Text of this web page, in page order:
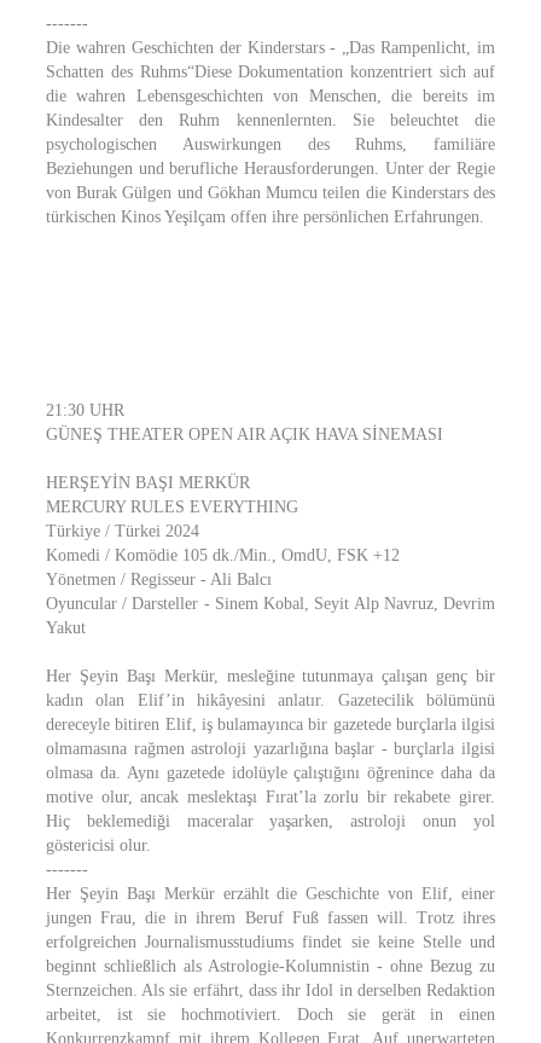
-------
Die wahren Geschichten der Kinderstars - „Das Rampenlicht, im
Schatten des Ruhms“Diese Dokumentation konzentriert sich auf
die wahren Lebensgeschichten von Menschen, die bereits im
Kindesalter den Ruhm kennenlernten. Sie beleuchtet die
psychologischen Auswirkungen des Ruhms, familiäre
Beziehungen und berufliche Herausforderungen. Unter der Regie
von Burak Gülgen und Gökhan Mumcu teilen die Kinderstars des
türkischen Kinos Yeşilçam offen ihre persönlichen Erfahrungen.
21:30 UHR
GÜNEŞ THEATER OPEN AIR AÇIK HAVA SİNEMASI
HERŞEYİN BAŞI MERKÜR
MERCURY RULES EVERYTHING
Türkiye / Türkei 2024
Komedi / Komödie 105 dk./Min., OmdU, FSK +12
Yönetmen / Regisseur - Ali Balcı
Oyuncular / Darsteller - Sinem Kobal, Seyit Alp Navruz, Devrim
Yakut
Her Şeyin Başı Merkür, mesleğine tutunmaya çalışan genç bir
kadın olan Elif’in hikâyesini anlatır. Gazetecilik bölümünü
dereceyle bitiren Elif, iş bulamayınca bir gazetede burçlarla ilgisi
olmamasına rağmen astroloji yazarlığına başlar - burçlarla ilgisi
olmasa da. Aynı gazetede idolüyle çalıştığını öğrenince daha da
motive olur, ancak meslektaşı Fırat’la zorlu bir rekabete girer.
Hiç beklemediği maceralar yaşarken, astroloji onun yol
göstericisi olur.
-------
Her Şeyin Başı Merkür erzählt die Geschichte von Elif, einer
jungen Frau, die in ihrem Beruf Fuß fassen will. Trotz ihres
erfolgreichen Journalismusstudiums findet sie keine Stelle und
beginnt schließlich als Astrologie-Kolumnistin - ohne Bezug zu
Sternzeichen. Als sie erfährt, dass ihr Idol in derselben Redaktion
arbeitet, ist sie hochmotiviert. Doch sie gerät in einen
Konkurrenzkampf mit ihrem Kollegen Fırat. Auf unerwarteten